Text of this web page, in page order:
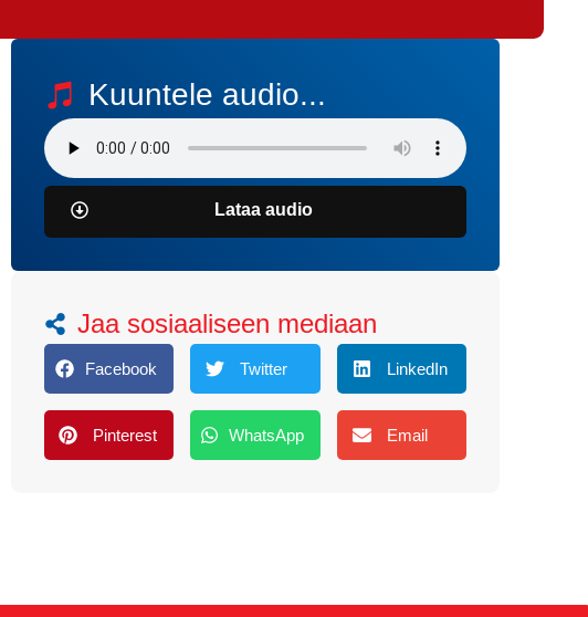
Kuuntele audio...
Lataa audio
Jaa sosiaaliseen mediaan
Facebook Twitter LinkedIn
Pinterest WhatsApp Email